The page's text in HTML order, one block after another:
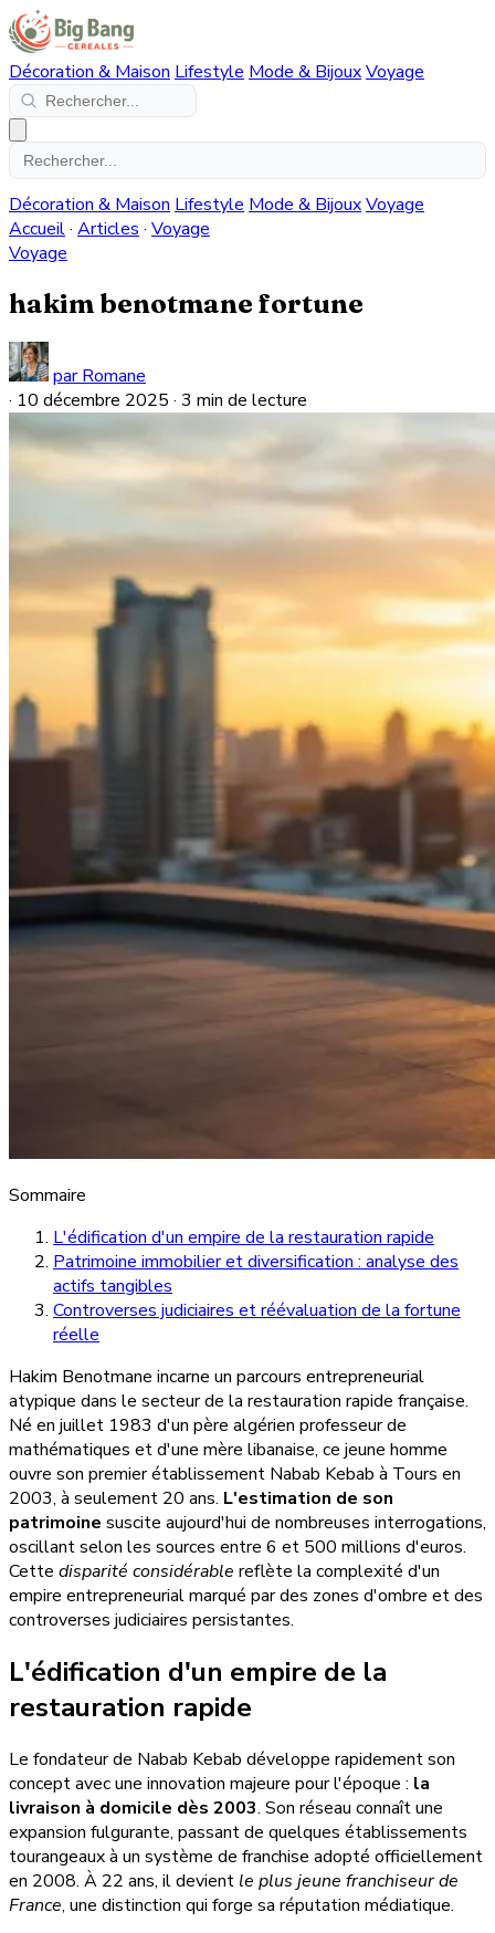
Décoration & Maison Lifestyle Mode & BijouxVoyage
Décoration & Maison Lifestyle Mode & BijouxVoyage
Accueil· Articles · Voyage
Voyage
hakim benotmane fortune
par Romane
· 10 décembre 2025 · 3 min de lecture
Sommaire
L'édification d'un empire de la restauration rapide
Patrimoine immobilier et diversification : analyse des
actifs tangibles
Controverses judiciaires et réévaluation de la fortune
réelle
Hakim Benotmane incarne un parcours entrepreneurial
atypique dans le secteur de la restauration rapide française.
Né en juillet 1983 d'un père algérien professeur de
mathématiques et d'une mère libanaise, ce jeune homme
ouvre son premier établissement Nabab Kebab à Tours en
2003, à seulement 20 ans. L'estimation de son
patrimoine suscite aujourd'hui de nombreuses interrogations,
oscillant selon les sources entre 6 et 500 millions d'euros.
Cette disparité considérable reflète la complexité d'un
empire entrepreneurial marqué par des zones d'ombre et des
controverses judiciaires persistantes.
L'édification d'un empire de la
restauration rapide
Le fondateur de Nabab Kebab développe rapidement son
concept avec une innovation majeure pour l'époque : la
livraison à domicile dès 2003. Son réseau connaît une
expansion fulgurante, passant de quelques établissements
tourangeaux à un système de franchise adopté officiellement
en 2008. À 22 ans, il devient le plus jeune franchiseur de
France, une distinction qui forge sa réputation médiatique.